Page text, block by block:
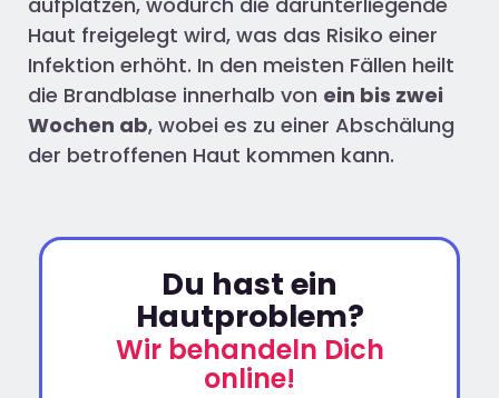
Haut freigelegt wird, was das Risiko einer
Infektion erhöht. In den meisten Fällen heilt
die Brandblase innerhalb von ein bis zwei
Wochen ab, wobei es zu einer Abschälung
der betroffenen Haut kommen kann.
Du hast ein
Hautproblem?
Wir behandeln Dich
online!